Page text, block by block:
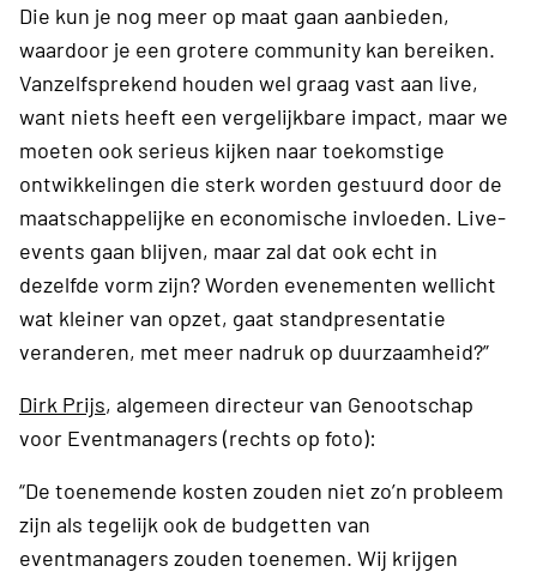
Die kun je nog meer op maat gaan aanbieden,
waardoor je een grotere community kan bereiken.
Vanzelfsprekend houden wel graag vast aan live,
want niets heeft een vergelijkbare impact, maar we
moeten ook serieus kijken naar toekomstige
ontwikkelingen die sterk worden gestuurd door de
maatschappelijke en economische invloeden. Live-
events gaan blijven, maar zal dat ook echt in
dezelfde vorm zijn? Worden evenementen wellicht
wat kleiner van opzet, gaat standpresentatie
veranderen, met meer nadruk op duurzaamheid?”
Dirk Prijs, algemeen directeur van Genootschap
voor Eventmanagers (rechts op foto):
“De toenemende kosten zouden niet zo’n probleem
zijn als tegelijk ook de budgetten van
eventmanagers zouden toenemen. Wij krijgen